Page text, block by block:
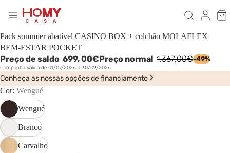
Pack sommier abatível CASINO BOX + colchão MOLAFLEX
BEM-ESTAR POCKET
Preço de saldo 699,00€Preço normal 1.367,00€-49%
Campanha válida de 01/07/2026 a 30/09/2026
Conheça as nossas opções de financiamento
Cor: Wengué
Wengué
Branco
Carvalho